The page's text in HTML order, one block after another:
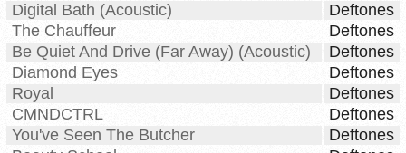
Digital Bath (Acoustic)
Deftones
The Chauffeur
Deftones
Be Quiet And Drive (Far Away) (Acoustic)
Deftones
Diamond Eyes
Deftones
Royal
Deftones
CMNDCTRL
Deftones
You've Seen The Butcher
Deftones